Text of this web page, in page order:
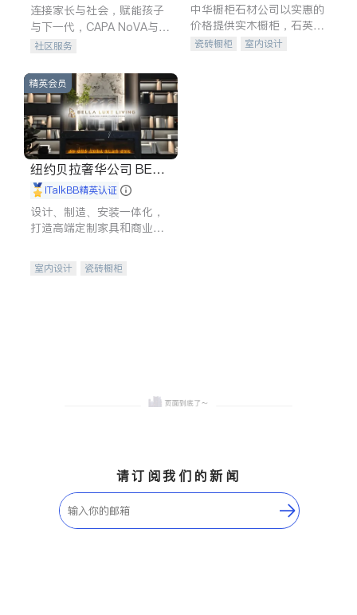
连接家长与社会，赋能孩子
与下一代，CAPA NoVA与您
携手建设包容、公平、充满
社区服务
中华橱柜石材公司以实惠的
价格提供实木橱柜，石英石
台面，多种优质不锈钢水
瓷砖橱柜
室内设计
精英会员
纽约贝拉奢华公司 BELL
A LUXE
iTalkBB精英认证
设计、制造、安装一体化，
打造高端定制家具和商业空
室内设计
瓷砖橱柜
请订阅我们的新闻